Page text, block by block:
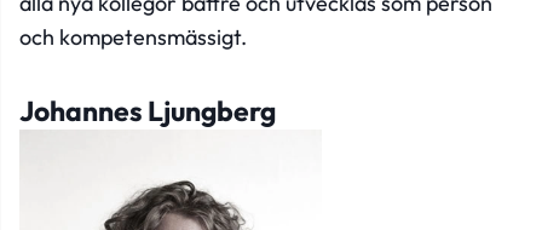
och kompetensmässigt.
Johannes Ljungberg